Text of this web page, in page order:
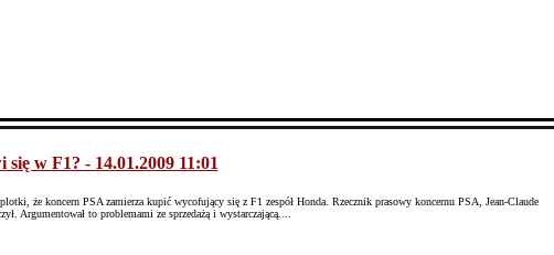
w F1? - 14.01.2009 11:01
że koncern PSA zamierza kupić wycofujący się z F1 zespół Honda. Rzecznik prasowy koncernu PSA, Jean-Claude
Argumentował to problemami ze sprzedażą i wystarczającą....